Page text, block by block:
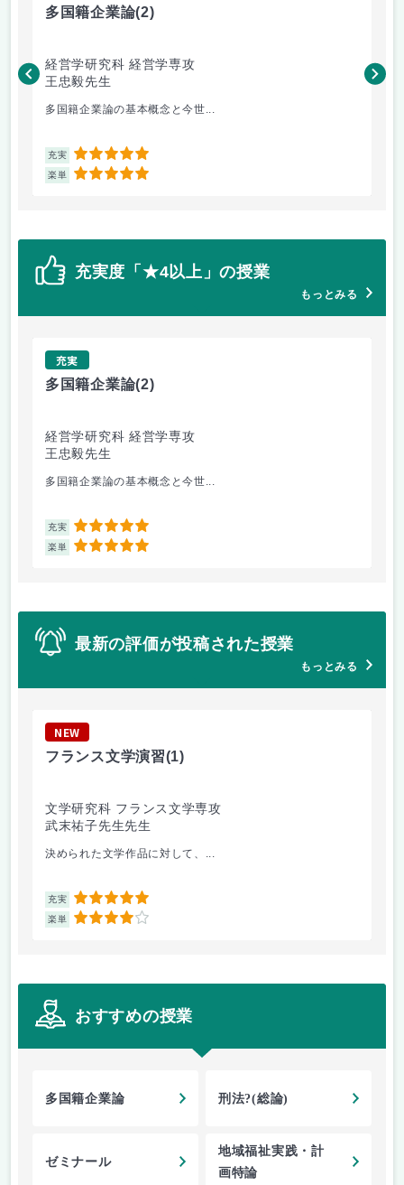
多国籍企業論(2)
経営学研究科 経営学専攻
王忠毅先生
多国籍企業論の基本概念と今世...
充実 5
楽単 5
丸
充実度「★4以上」の授業
もっとみる
充実
多国籍企業論(2)
経営学研究科 経営学専攻
王忠毅先生
多国籍企業論の基本概念と今世...
充実 5
楽単 5
最新の評価が投稿された授業
もっとみる
NEW
フランス文学演習(1)
文学研究科 フランス文学専攻
武末祐子先生先生
決められた文学作品に対して、...
充実 5
楽単 4
おすすめの授業
多国籍企業論 刑法?(総論)
ゼミナール
地域福祉実践・計
画特論